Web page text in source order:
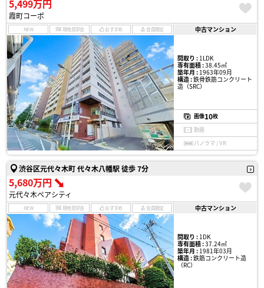
5,499万円
霞町コーポ
NEW 現地見学会 おすすめ 会員限定 中古マンション
間取り :1LDK
専有面積 :38.45㎡
築年月 :1963年09月
構造 :鉄骨鉄筋コンクリート
造（SRC）
画像10枚
動画
パノラマ / VR
渋谷区元代々木町 代々木八幡駅 徒歩 7分
5,680万円
元代々木ペアシティ
NEW 現地見学会 おすすめ 会員限定 中古マンション
間取り :1DK
専有面積 :37.24㎡
築年月 :1981年03月
構造 :鉄筋コンクリート造
（RC）